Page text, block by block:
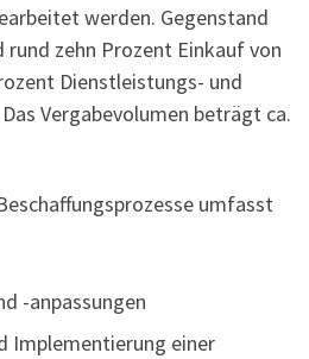
werden. Gegenstand
zehn Prozent Einkauf von
Dienstleistungs- und
Vergabevolumen beträgt ca.
umfasst
-anpassungen
Implementierung einer